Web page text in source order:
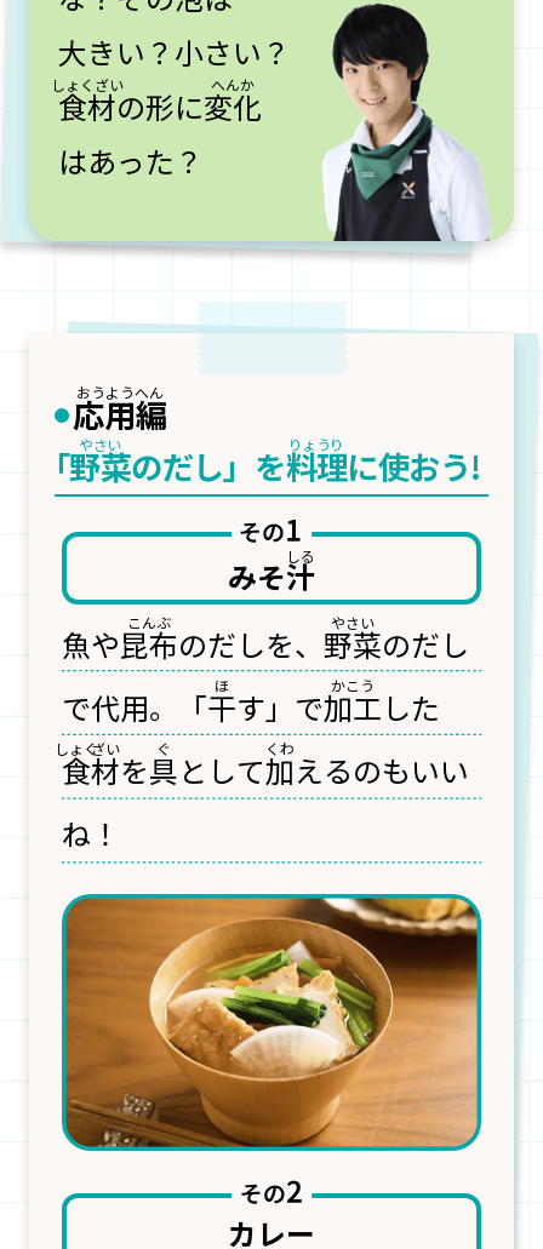
大きい？小さい？
食材の形に変化
はあった？
応用編
「野菜のだし」を料理に使おう!
みそ汁
魚や昆布のだしを、 野菜のだし
で代用。
「干す」で加工した
食材を具として加えるのもいい
ね！
カレー